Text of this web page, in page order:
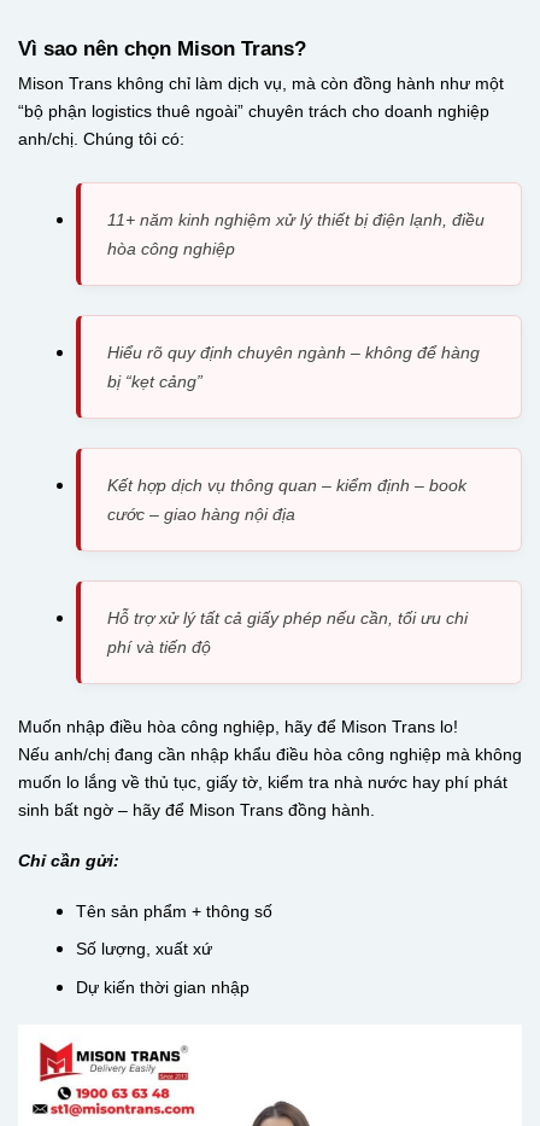
Vì sao nên chọn Mison Trans?
Mison Trans không chỉ làm dịch vụ, mà còn đồng hành như một
“bộ phận logistics thuê ngoài” chuyên trách cho doanh nghiệp
anh/chị. Chúng tôi có:
11+ năm kinh nghiệm xử lý thiết bị điện lạnh, điều
hòa công nghiệp
Hiểu rõ quy định chuyên ngành – không để hàng
bị “kẹt cảng”
Kết hợp dịch vụ thông quan – kiểm định – book
cước – giao hàng nội địa
Hỗ trợ xử lý tất cả giấy phép nếu cần, tối ưu chi
phí và tiến độ
Muốn nhập điều hòa công nghiệp, hãy để Mison Trans lo!
Nếu anh/chị đang cần nhập khẩu điều hòa công nghiệp mà không
muốn lo lắng về thủ tục, giấy tờ, kiểm tra nhà nước hay phí phát
sinh bất ngờ – hãy để Mison Trans đồng hành.
Chỉ cần gửi:
Tên sản phẩm + thông số
Số lượng, xuất xứ
Dự kiến thời gian nhập